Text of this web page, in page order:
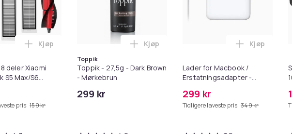
Shampoo Nonaerosol Balances Scalp & Controls Excess Oil i handlekurven
deler Xiaomi
S5 Max/S6
S51/S55/S5/S60/S65/S6
pris: 159 kr
Legg Tilbehør 8 deler Xiaomi Roborock S5 Max/S6 Pure/S6 MAXV/S50/
Kjøp
Toppik
Toppik - 27,5g - Dark Brown
- Mørkebrun
299 kr
Legg Toppik - 27,5g - Dark Brown -
Kjøp
Lader for Macbook /
Erstatningsadapter -
299 kr
Tidligere laveste pris: 349 kr
Legg Lader
Kjøp